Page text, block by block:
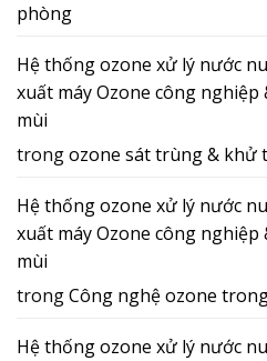
phòng
Hệ thống ozone xử lý nước
xuất máy Ozone công
mùi
trongozone sát trùng & khử
Hệ thống ozone xử lý nước
xuất máy Ozone công
mùi
trongCông nghệ ozone
Hệ thống ozone xử lý nước